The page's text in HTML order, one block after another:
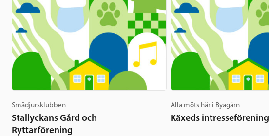
Smådjursklubben
Stallyckans Gård och
Ryttarförening
Alla möts här i Byagårn
Käxeds intresseförening